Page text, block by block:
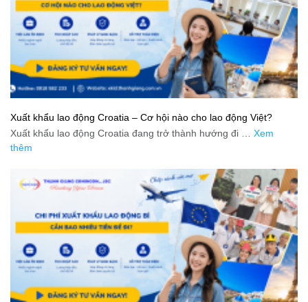
Xuất khẩu lao động Croatia – Cơ hội nào cho lao động Việt?
Xuất khẩu lao động Croatia đang trở thành hướng đi … Xem
thêm